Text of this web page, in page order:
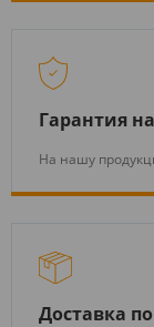
Гарантия
На нашу
Доставка